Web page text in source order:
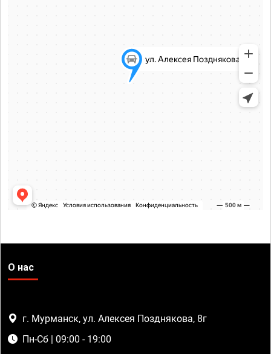
О нас
г. Мурманск, ул. Алексея Позднякова, 8г
Пн-Сб | 09:00 - 19:00